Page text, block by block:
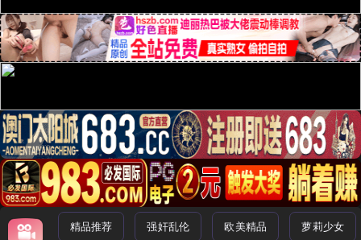
精品推荐 强奸乱伦 欧美精品 萝莉少女